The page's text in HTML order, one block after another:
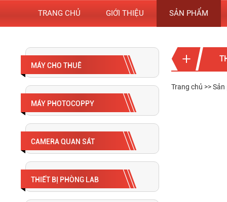
TRANG CHỦ GIỚI THIỆU SẢN PHẨM
Trang chủ >>Sản
MÁY CHO THUÊ
MÁY PHOTOCOPPY
CAMERA QUAN SÁT
THIẾT BỊ PHÒNG LAB